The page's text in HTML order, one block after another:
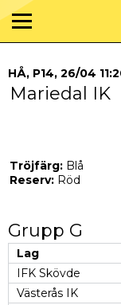
HÅ, P14, 26/04
Mariedal IK
Tröjfärg: Blå
Reserv: Röd
Grupp G
Lag
IFK Skövde
Västerås IK